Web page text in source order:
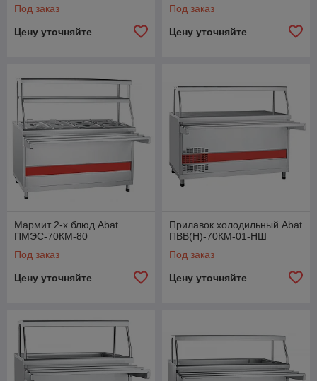
Под заказ
Цену уточняйте
Под заказ
Цену уточняйте
Мармит 2-х блюд Abat
ПМЭС-70КМ-80
Под заказ
Цену уточняйте
Прилавок холодильный Abat
ПВВ(Н)-70КМ-01-НШ
Под заказ
Цену уточняйте